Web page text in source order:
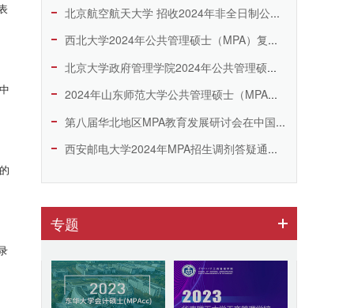
北京航空航天大学 招收2024年非全日制公共管理专业硕士复试...
西北大学2024年公共管理硕士（MPA）复试工作方案
北京大学政府管理学院2024年公共管理硕士（MPA）招生复试...
2024年山东师范大学公共管理硕士（MPA）调剂复试工作安排
第八届华北地区MPA教育发展研讨会在中国地质大学(北京)成功...
西安邮电大学2024年MPA招生调剂答疑通道开启
专题